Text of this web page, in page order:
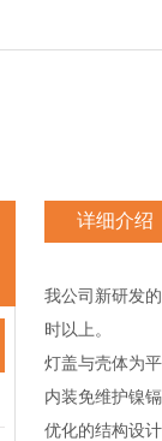
详细介绍
我公司新研发
时以上。
灯盖与壳体为
内装免维护镍
优化的结构设